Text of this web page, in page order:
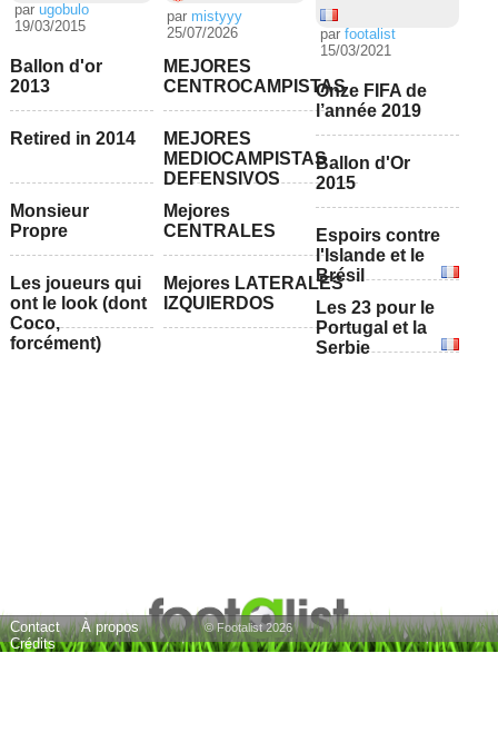
par ugobulo
19/03/2015
Ballon d'or
2013
Retired in 2014
Monsieur
Propre
Les joueurs qui
ont le look (dont
Coco,
forcément)
par mistyyy
25/07/2026
MEJORES
CENTROCAMPISTAS
MEJORES
MEDIOCAMPISTAS
DEFENSIVOS
Mejores
CENTRALES
Mejores LATERALES
IZQUIERDOS
parfootalist
15/03/2021
Onze FIFA de
l’année 2019
Ballon d'Or
2015
Espoirs contre
l'Islande et le
Brésil
Les 23 pour le
Portugal et la
Serbie
Contact
À propos
Crédits
© Footalist 2026